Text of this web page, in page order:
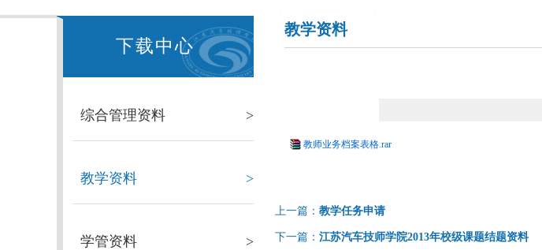
下载中心
综合管理资料 >
教学资料 >
学管资料 >
教学资料
教师业务档案表格.rar
上一篇： 教学任务申请
下一篇： 江苏汽车技师学院2013年校级课题结题资料